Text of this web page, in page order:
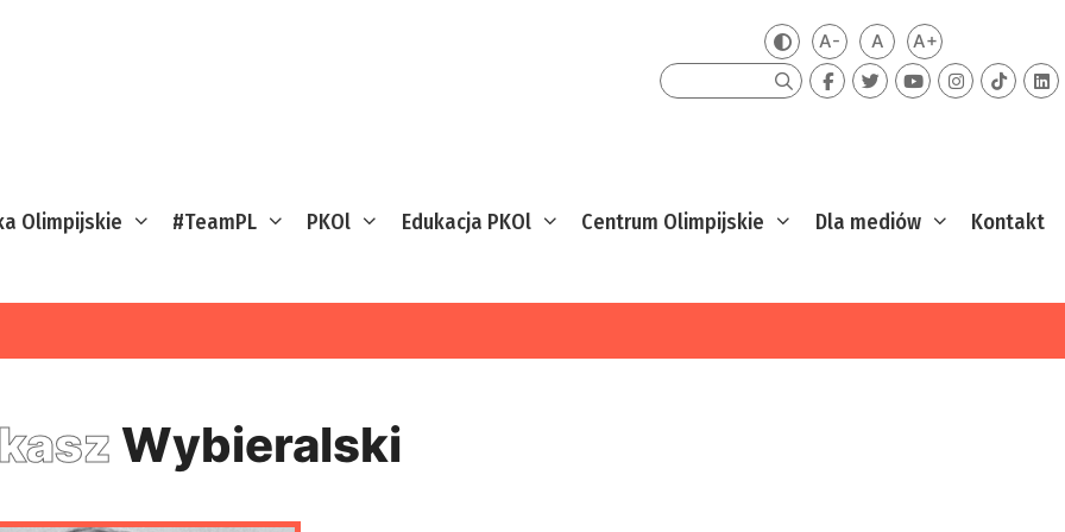
Zmień kontrast
A-Mniejsza czcionka
ADomyślna czcionka
A+Większa
Szukaj
Olimpijskie #TeamPL PKOl Edukacja PKOl Centrum Olimpijskie Dla mediów Kontakt
Wybieralski